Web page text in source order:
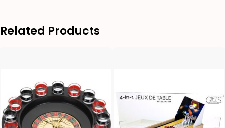
Related Products